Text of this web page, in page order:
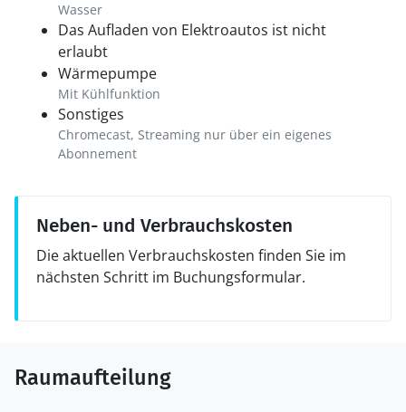
Wasser
Das Aufladen von Elektroautos ist nicht
erlaubt
Wärmepumpe
Mit Kühlfunktion
Sonstiges
Chromecast, Streaming nur über ein eigenes
Abonnement
Neben- und Verbrauchskosten
Die aktuellen Verbrauchskosten finden Sie im
nächsten Schritt im Buchungsformular.
Raumaufteilung